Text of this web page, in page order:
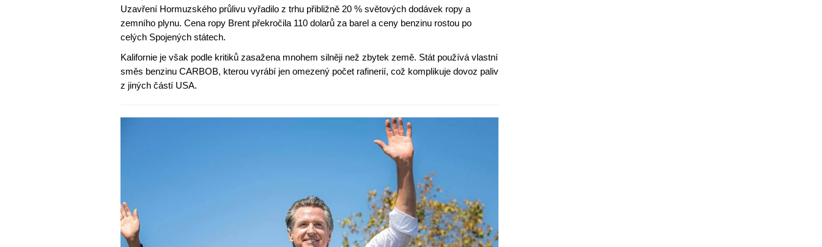
Uzavření Hormuzského průlivu vyřadilo z trhu přibližně 20 % světových dodávek ropy a
zemního plynu. Cena ropy Brent překročila 110 dolarů za barel a ceny benzinu rostou po
celých Spojených státech.
Kalifornie je však podle kritiků zasažena mnohem silněji než zbytek země. Stát používá vlastní
směs benzinu CARBOB, kterou vyrábí jen omezený počet rafinerií, což komplikuje dovoz paliv
z jiných částí USA.